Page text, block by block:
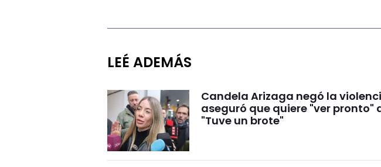
LEÉ ADEMÁS
Candela Arizaga negó la
aseguró que quiere "ver pronto"
"Tuve un brote"